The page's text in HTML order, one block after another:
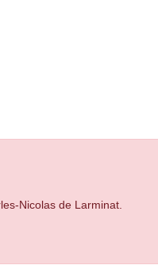
Nicolas de Larminat.